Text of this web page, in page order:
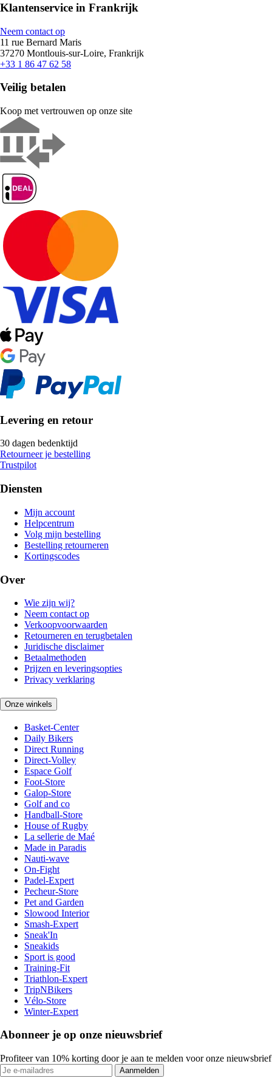
Klantenservice in Frankrijk
Neem contact op
11 rue Bernard Maris
37270 Montlouis-sur-Loire, Frankrijk
+33 1 86 47 62 58
Veilig betalen
Koop met vertrouwen op onze site
Levering en retour
30 dagen bedenktijd
Retourneer je bestelling
Trustpilot
Diensten
Mijn account
Helpcentrum
Volg mijn bestelling
Bestelling retourneren
Kortingscodes
Over
Wie zijn wij?
Neem contact op
Verkoopvoorwaarden
Retourneren en terugbetalen
Juridische disclaimer
Betaalmethoden
Prijzen en leveringsopties
Privacy verklaring
Onze winkels
Basket-Center
Daily Bikers
Direct Running
Direct-Volley
Espace Golf
Foot-Store
Galop-Store
Golf and co
Handball-Store
House of Rugby
La sellerie de Maé
Made in Paradis
Nauti-wave
On-Fight
Padel-Expert
Pecheur-Store
Pet and Garden
Slowood Interior
Smash-Expert
Sneak'In
Sneakids
Sport is good
Training-Fit
Triathlon-Expert
TripNBikers
Vélo-Store
Winter-Expert
Abonneer je op onze nieuwsbrief
Profiteer van 10% korting door je aan te melden voor onze nieuwsbrief
Aanmelden